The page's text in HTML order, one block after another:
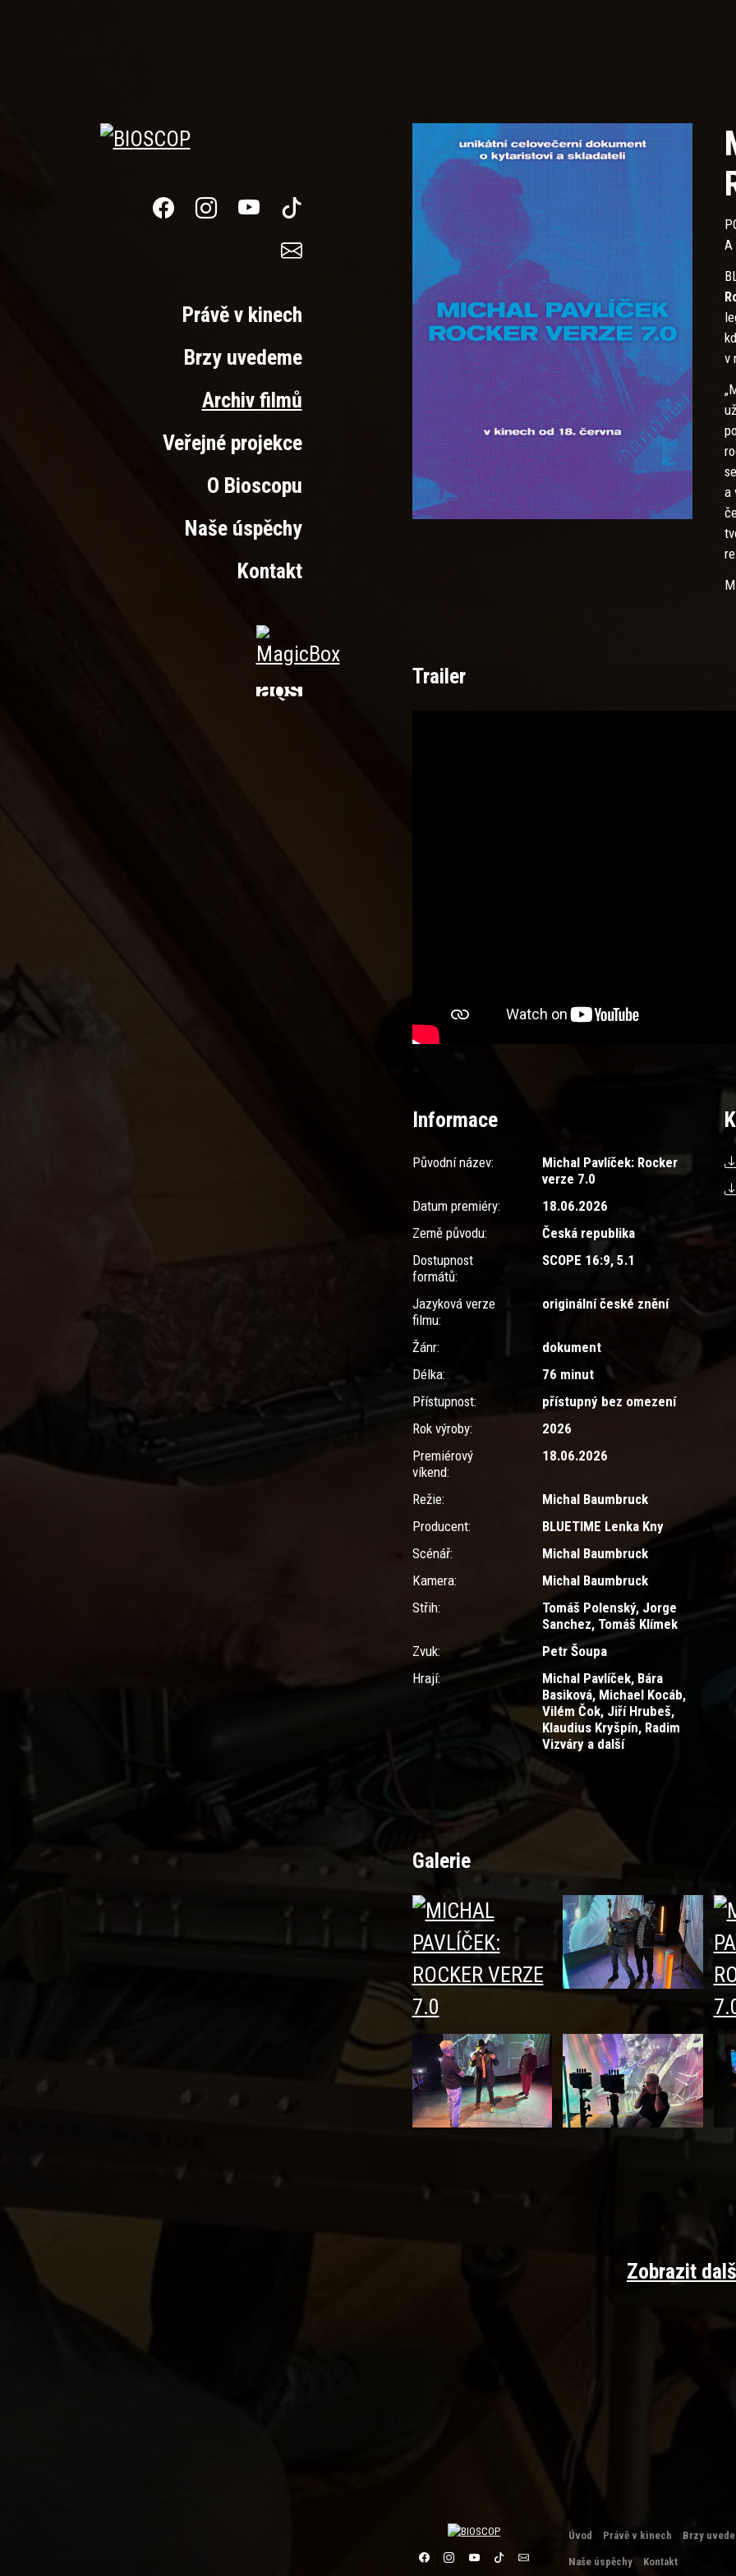
A
v
a
Trailer
Informace
Původní název:
Michal Pavlíček: Rocker
verze 7.0
Datum premiéry:
18.06.2026
Země původu:
Česká republika
Dostupnost
formátů:
SCOPE 16:9, 5.1
Jazyková verze
filmu:
originální české znění
Žánr:
dokument
Délka:
76 minut
Přístupnost:
přístupný bez omezení
Rok výroby:
2026
Premiérový
víkend:
18.06.2026
Režie:
Michal Baumbruck
Producent:
BLUETIME Lenka Kny
Scénář:
Michal Baumbruck
Kamera:
Michal Baumbruck
Střih:
Tomáš Polenský, Jorge
Sanchez, Tomáš Klímek
Zvuk:
Petr Šoupa
Hrají:
Michal Pavlíček, Bára
Basiková, Michael Kocáb,
Vilém Čok, Jiří Hrubeš,
Klaudius Kryšpín, Radim
Vizváry a další
Galerie
Zobrazit
Úvod Právě v kinech Brzy
Naše úspěchy Kontakt
Právě v kinech
Brzy uvedeme
Archiv filmů
Veřejné projekce
O Bioscopu
Naše úspěchy
Kontakt